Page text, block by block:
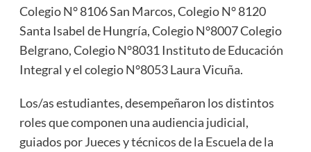
Colegio N° 8106 San Marcos, Colegio N° 8120
Santa Isabel de Hungría, Colegio N°8007 Colegio
Belgrano, Colegio N°8031 Instituto de Educación
Integral y el colegio N°8053 Laura Vicuña.
Los/as estudiantes, desempeñaron los distintos
roles que componen una audiencia judicial,
guiados por Jueces y técnicos de la Escuela de la